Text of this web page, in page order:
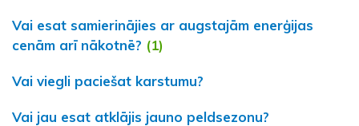
Vai esat samierinājies ar augstajām enerģijas
cenām arī nākotnē? (1)
Vai viegli paciešat karstumu?
Vai jau esat atklājis jauno peldsezonu?